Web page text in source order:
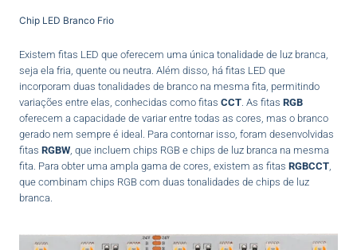
Chip LED Branco Frio
Existem fitas LED que oferecem uma única tonalidade de luz branca,
seja ela fria, quente ou neutra. Além disso, há fitas LED que
incorporam duas tonalidades de branco na mesma fita, permitindo
variações entre elas, conhecidas como fitas CCT . As fitas RGB
oferecem a capacidade de variar entre todas as cores, mas o branco
gerado nem sempre é ideal. Para contornar isso, foram desenvolvidas
fitas RGBW , que incluem chips RGB e chips de luz branca na mesma
fita. Para obter uma ampla gama de cores, existem as fitas RGBCCT
que combinam chips RGB com duas tonalidades de chips de luz
branca.